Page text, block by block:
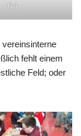
U14
fehlt einem
Feld; oder